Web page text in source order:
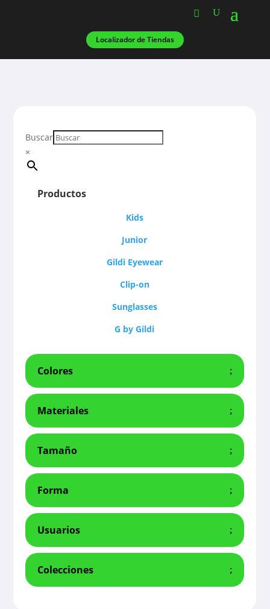
Localizador de Tiendas
Buscar
×
Productos
Kids
Junior
Gildi Eyewear
Clip-on
Sunglasses
G by Gildi
Colores
Materiales
Tamaño
Forma
Usuarios
Colecciones